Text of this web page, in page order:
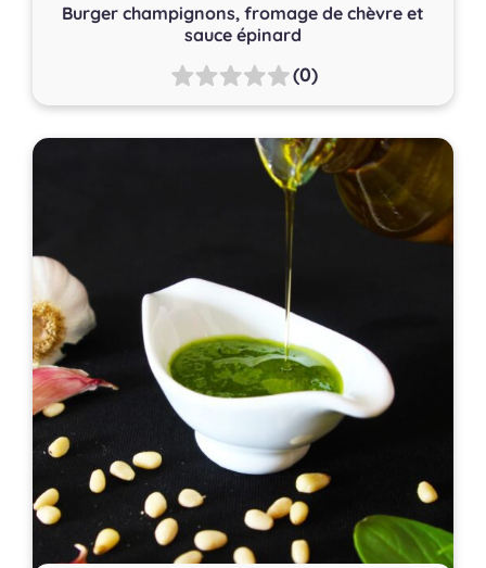
Burger champignons, fromage de chèvre et
sauce épinard
(0)